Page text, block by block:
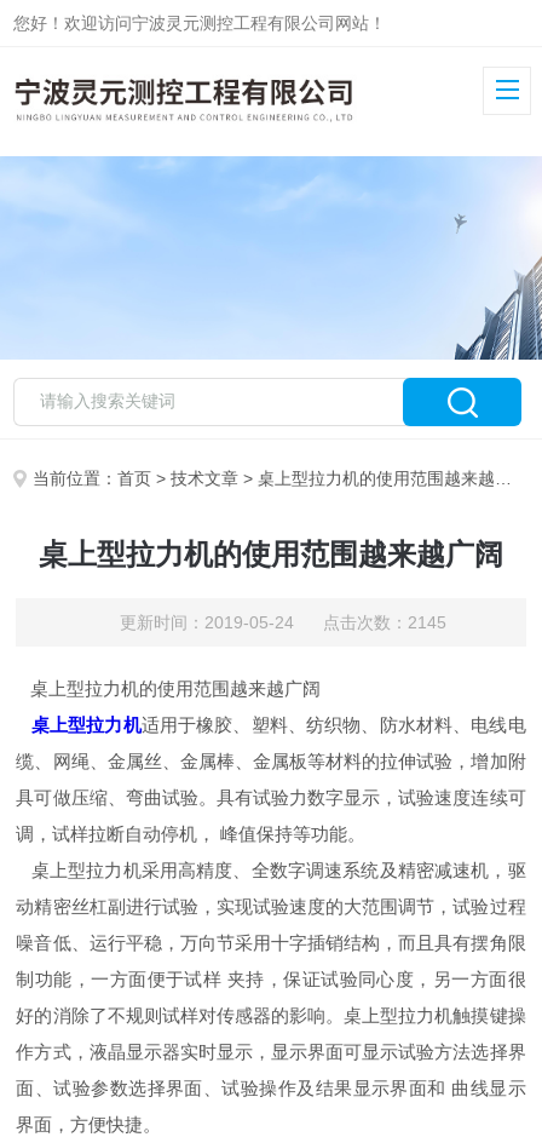
您好！欢迎访问宁波灵元测控工程有限公司网站！
当前位置：首页 >技术文章 > 桌上型拉力机的使用范围越来越广阔
桌上型拉力机的使用范围越来越广阔
更新时间：2019-05-24 点击次数：2145
桌上型拉力机的使用范围越来越广阔
桌上型拉力机适用于橡胶、塑料、纺织物、防水材料、电线电
缆、网绳、金属丝、金属棒、金属板等材料的拉伸试验，增加附
具可做压缩、弯曲试验。具有试验力数字显示，试验速度连续可
调，试样拉断自动停机， 峰值保持等功能。
桌上型拉力机采用高精度、全数字调速系统及精密减速机，驱
动精密丝杠副进行试验，实现试验速度的大范围调节，试验过程
噪音低、运行平稳，万向节采用十字插销结构，而且具有摆角限
制功能，一方面便于试样 夹持，保证试验同心度，另一方面很
好的消除了不规则试样对传感器的影响。桌上型拉力机触摸键操
作方式，液晶显示器实时显示，显示界面可显示试验方法选择界
面、试验参数选择界面、试验操作及结果显示界面和 曲线显示
界面，方便快捷。